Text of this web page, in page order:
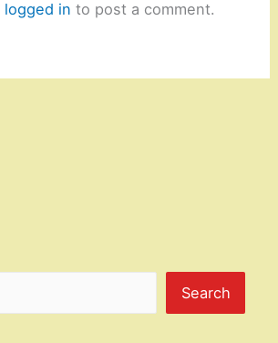
logged in to post a comment.
Search